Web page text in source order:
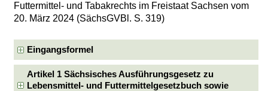
Futtermittel- und Tabakrechts im Freistaat Sachsen vom
20. März 2024 (SächsGVBl. S. 319)
Eingangsformel
Artikel 1 Sächsisches Ausführungsgesetz zu
Lebensmittel- und Futtermittelgesetzbuch sowie